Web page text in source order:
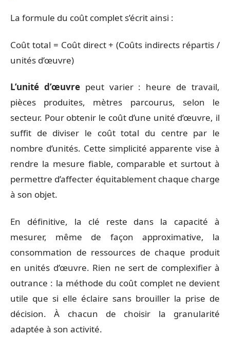
La formule du coût complet s’écrit ainsi :
Coût total = Coût direct + (Coûts indirects répartis /
unités d’œuvre)
L’unité d’œuvrepeut varier : heure de travail,
pièces produites, mètres parcourus, selon le
secteur. Pour obtenir le coût d’une unité d’œuvre, il
suffit de diviser le coût total du centre par le
nombre d’unités. Cette simplicité apparente vise à
rendre la mesure fiable, comparable et surtout à
permettre d’affecter équitablement chaque charge
à son objet.
En définitive, la clé reste dans la capacité à
mesurer, même de façon approximative, la
consommation de ressources de chaque produit
en unités d’œuvre. Rien ne sert de complexifier à
outrance : la méthode du coût complet ne devient
utile que si elle éclaire sans brouiller la prise de
décision. À chacun de choisir la granularité
adaptée à son activité.